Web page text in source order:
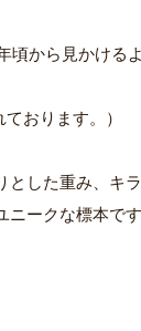
から見かける
おります。）
した重み、キ
ニークな標本です